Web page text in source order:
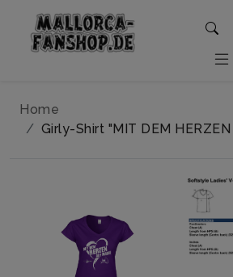
Home
Girly-Shirt "MIT DEM